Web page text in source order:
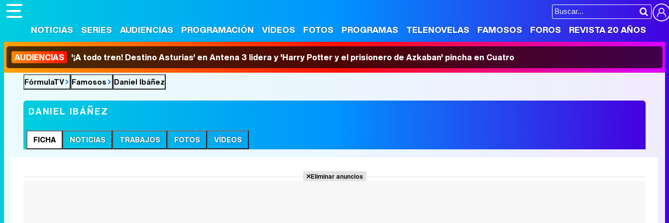
NOTICIAS SERIES AUDIENCIAS PROGRAMACIÓN VÍDEOS FOTOS PROGRAMAS TELENOVELAS FAMOSOS FOROS REVISTA 20 AÑOS
AUDIENCIAS '¡A todo tren! Destino Asturias' en Antena 3 lidera y 'Harry Potter y el prisionero de Azkaban' pincha en Cuatro
FórmulaTV Famosos Daniel Ibáñez
DANIEL IBÁÑEZ
FICHA NOTICIAS TRABAJOS FOTOS VÍDEOS
Eliminar anuncios